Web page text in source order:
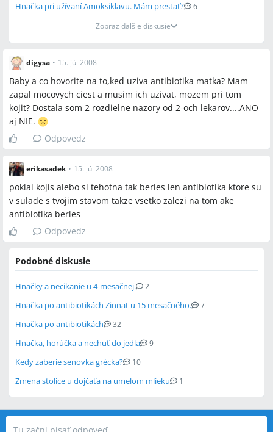
Hnačka pri užívaní Amoksiklavu. Mám prestať?
6
Zobraz ďalšie diskusie
digysa • 15. júl 2008
Baby a co hovorite na to,ked uziva antibiotika matka? Mam
zapal mocovych ciest a musim ich uzivat, mozem pri tom
kojit? Dostala som 2 rozdielne nazory od 2-och lekarov....ANO
aj NIE.
Odpovedz
erikasadek • 15. júl 2008
pokial kojis alebo si tehotna tak beries len antibiotika ktore su
v sulade s tvojim stavom takze vsetko zalezi na tom ake
antibiotika beries
Odpovedz
Podobné diskusie
Hnačky a necikanie u 4-mesačnej. 2
Hnačka po antibiotikách Zinnat u 15 mesačného. 7
Hnačka po antibiotikách 32
Hnačka, horúčka a nechuť do jedla 9
Kedy zaberie senovka grécka? 10
Zmena stolice u dojčaťa na umelom mlieku 1